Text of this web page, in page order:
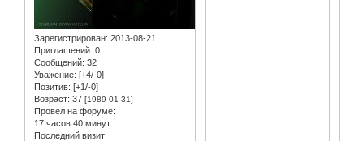
Зарегистрирован: 2013-08-21
Приглашений: 0
Сообщений: 32
Уважение: [+4/-0]
Позитив: [+1/-0]
Возраст: 37 [1989-01-31]
Провел на форуме:
17 часов 40 минут
Последний визит: